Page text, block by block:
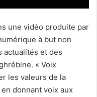
une vidéo produite par
à but non
actualités et des
« Voix
les valeurs de la
donnant voix aux